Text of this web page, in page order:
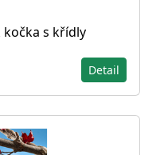
s křídly
Detail